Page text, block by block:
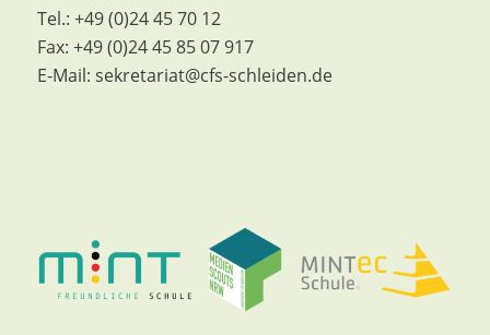
Tel.: +49 (0)24 45 70 12
Fax: +49 (0)24 45 85 07 917
E-Mail: sekretariat@cfs-schleiden.de